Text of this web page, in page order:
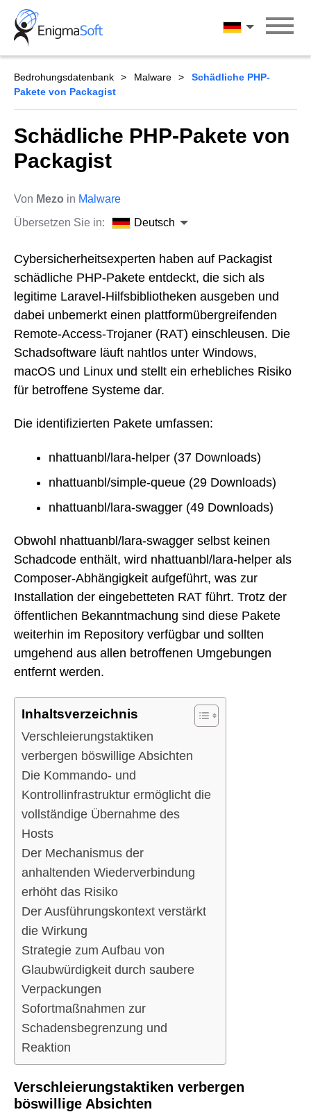
Skip
content
Deutsch
Bedrohungsdatenbank Malware
Schädliche PHP-
Pakete von Packagist
Schädliche PHP-Pakete von
Packagist
Von Mezo in Malware
Übersetzen Sie in:
Deutsch
Cybersicherheitsexperten haben auf Packagist
schädliche PHP-Pakete entdeckt, die sich als
legitime Laravel-Hilfsbibliotheken ausgeben und
dabei unbemerkt einen plattformübergreifenden
Remote-Access-Trojaner (RAT) einschleusen. Die
Schadsoftware läuft nahtlos unter Windows,
macOS und Linux und stellt ein erhebliches Risiko
für betroffene Systeme dar.
Die identifizierten Pakete umfassen:
nhattuanbl/lara-helper (37 Downloads)
nhattuanbl/simple-queue (29 Downloads)
nhattuanbl/lara-swagger (49 Downloads)
Obwohl nhattuanbl/lara-swagger selbst keinen
Schadcode enthält, wird nhattuanbl/lara-helper als
Composer-Abhängigkeit aufgeführt, was zur
Installation der eingebetteten RAT führt. Trotz der
öffentlichen Bekanntmachung sind diese Pakete
weiterhin im Repository verfügbar und sollten
umgehend aus allen betroffenen Umgebungen
entfernt werden.
Inhaltsverzeichnis
Verschleierungstaktiken
verbergen böswillige Absichten
Die Kommando- und
Kontrollinfrastruktur ermöglicht die
vollständige Übernahme des
Hosts
Der Mechanismus der
anhaltenden Wiederverbindung
erhöht das Risiko
Der Ausführungskontext verstärkt
die Wirkung
Strategie zum Aufbau von
Glaubwürdigkeit durch saubere
Verpackungen
Sofortmaßnahmen zur
Schadensbegrenzung und
Reaktion
Verschleierungstaktiken verbergen
böswillige Absichten